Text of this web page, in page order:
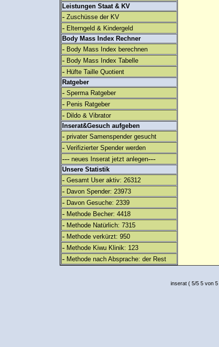
Leistungen Staat & KV
- Zuschüsse der KV
- Elterngeld & Kindergeld
Body Mass Index Rechner
- Body Mass Index berechnen
- Body Mass Index Tabelle
- Hüfte Taille Quotient
Ratgeber
- Sperma Ratgeber
- Penis Ratgeber
- Dildo & Vibrator
Inserat&Gesuch aufgeben
- privater Samenspender gesucht
- Verifizierter Spender werden
--- neues Inserat jetzt anlegen---
Unsere Statistik
- Gesamt User aktiv: 26312
- Davon Spender: 23973
- Davon Gesuche: 2339
- Methode Becher: 4418
- Methode Natürlich: 7315
- Methode verkürzt: 950
- Methode Kiwu Klinik: 123
- Methode nach Absprache: der Rest
inserat( 5/5 5 von 5